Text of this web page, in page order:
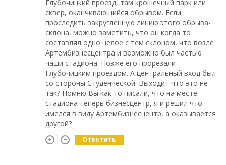
Глубочицкий проезд, там крошечный парк или
сквер, оканчивающийся обрывом. Если
проследить закругленную линию этого обрыва-
склона, можно заметить, что он когда то
составлял одно целое с тем склоном, что возле
Артембизнесцентра и возможно был частью
чаши стадиона. Позже его прорезали
Глубочицким проездом. А центральный вход был
со стороны Студенческой. Выходит что это не
так? Помню Вы как то писали, что на месте
стадиона теперь бизнесцентр, я и решил что
имелся в виду Артембизнесцентр, а оказывается
другой?
Ответить